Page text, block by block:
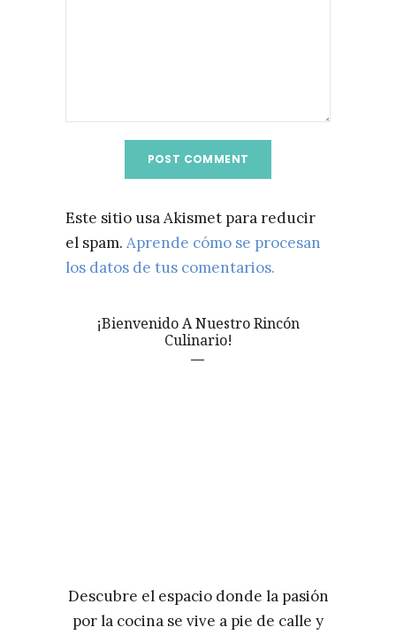
Este sitio usa Akismet para reducir
el spam. Aprende cómo se procesan
los datos de tus comentarios.
¡Bienvenido A Nuestro Rincón
Culinario!
Descubre el espacio donde la pasión
por la cocina se vive a pie de calle y